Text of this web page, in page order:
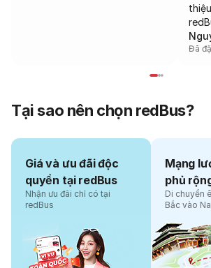
Đã
Tại sao nên chọn redBus?
Giá và ưu đãi độc
quyền tại redBus
Nhận ưu đãi chỉ có tại
redBus
Mạng
phủ
Di chuyển
Bắc vào